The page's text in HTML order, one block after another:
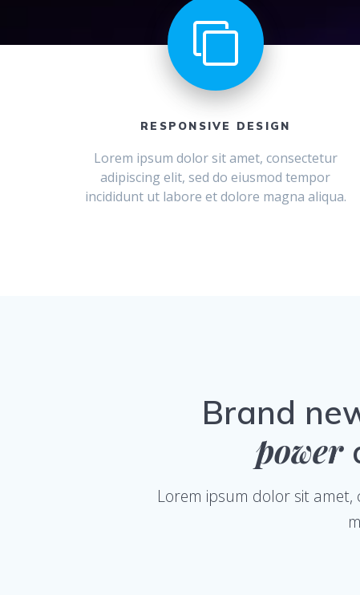
RESPONSIVE DESIGN
Lorem ipsum dolor sit amet, consectetur
adipiscing elit, sed do eiusmod tempor
incididunt ut labore et dolore magna aliqua.
Brand
power
Lorem ipsum dolor sit